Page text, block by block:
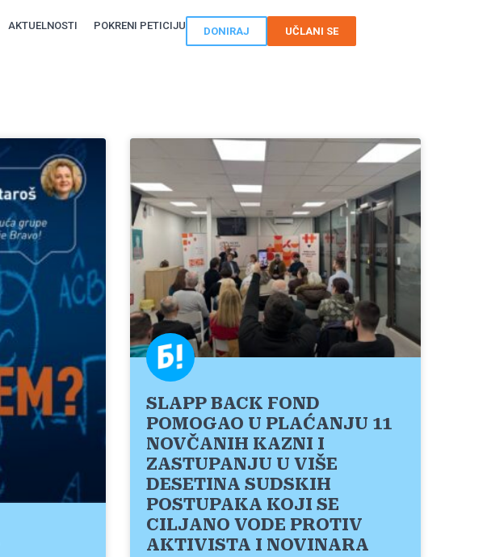
AKTUELNOSTI POKRENI PETICIJU DONIRAJ UČLANI SE
SLAPP BACK FOND
POMOGAO U PLAĆANJU 11
NOVČANIH KAZNI I
ZASTUPANJU U VIŠE
DESETINA SUDSKIH
POSTUPAKA KOJI SE
CILJANO VODE PROTIV
AKTIVISTA I NOVINARA